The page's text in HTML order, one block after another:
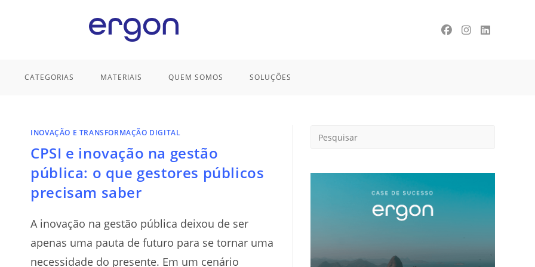
CATEGORIAS MATERIAIS QUEM SOMOS SOLUÇÕES
INOVAÇÃO E TRANSFORMAÇÃO DIGITAL
CPSI e inovação na gestão
pública: o que gestores públicos
precisam saber
A inovação na gestão pública deixou de ser
apenas uma pauta de futuro para se tornar uma
necessidade do presente. Em um cenário